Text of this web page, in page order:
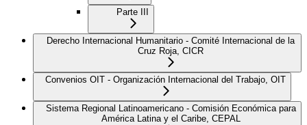
Parte III
Derecho Internacional Humanitario - Comité Internacional de la
Cruz Roja, CICR
Convenios OIT - Organización Internacional del Trabajo, OIT
Sistema Regional Latinoamericano - Comisión Económica para
América Latina y el Caribe, CEPAL